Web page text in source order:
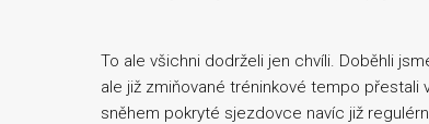
To ale všichni dodrželi jen chvíli. Doběhli
ale již zmiňované tréninkové tempo
sněhem pokryté sjezdovce navíc již